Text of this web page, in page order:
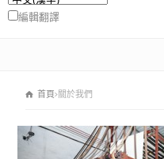
編輯翻譯
首頁 關於我們